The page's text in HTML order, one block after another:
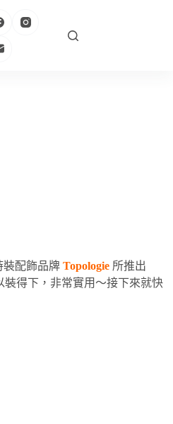
裝配飾品牌 Topologie 所推出
裝得下，非常實用～接下來就快